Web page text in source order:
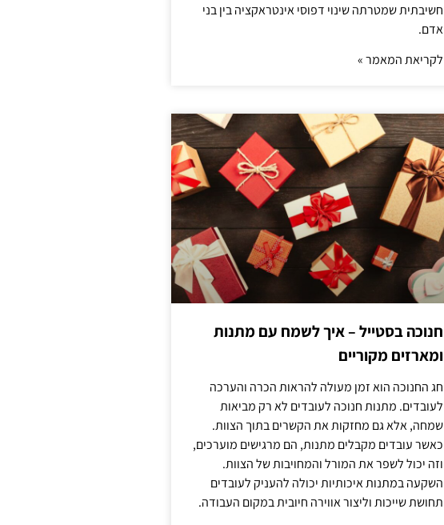
חשיבתית שמטרתה שינוי דפוסי אינטראקציה בין בני
אדם.
לקריאת המאמר »
חנוכה בסטייל – איך לשמח עם מתנות
ומארזים מקוריים
חג החנוכה הוא זמן מעולה להראות הכרה והערכה
לעובדים. מתנות חנוכה לעובדים לא רק מביאות
שמחה, אלא גם מחזקות את הקשרים בתוך הצוות.
כאשר עובדים מקבלים מתנות, הם מרגישים מוערכים,
וזה יכול לשפר את המורל והמחויבות של הצוות.
השקעה במתנות איכותיות יכולה להעניק לעובדים
תחושת שייכות וליצור אווירה חיובית במקום העבודה.